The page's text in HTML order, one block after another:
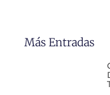
Más Entradas